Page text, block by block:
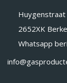
Huygenstraat
2652XK
Whatsapp